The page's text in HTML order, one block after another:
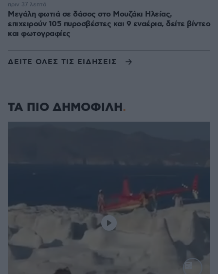
Μεγάλη φωτιά σε δάσος στο Μουζάκι Ηλείας,
επιχειρούν 105 πυροσβέστες και 9 εναέρια, δείτε βίντεο
και φωτογραφίες
πριν 37 λεπτά
ΔΕΙΤΕ ΟΛΕΣ ΤΙΣ ΕΙΔΗΣΕΙΣ
ΤΑ ΠΙΟ ΔΗΜΟΦΙΛΗ